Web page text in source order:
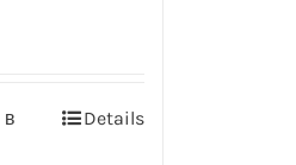
в
Details